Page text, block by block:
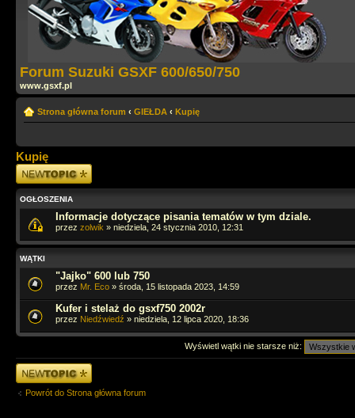
Forum Suzuki GSXF 600/650/750
www.gsxf.pl
Strona główna forum ‹ GIEŁDA ‹ Kupię
Kupię
Napisz wątek
OGŁOSZENIA
Informacje dotyczące pisania tematów w tym dziale.
przez zolwik » niedziela, 24 stycznia 2010, 12:31
WĄTKI
"Jajko" 600 lub 750
przez Mr. Eco » środa, 15 listopada 2023, 14:59
Kufer i stelaż do gsxf750 2002r
przez Niedźwiedź » niedziela, 12 lipca 2020, 18:36
Wyświetl wątki nie starsze niż:
Napisz wątek
Powrót do Strona główna forum